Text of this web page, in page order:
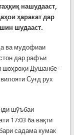
нашудааст,
ҳаракат дар
шудааст.
ва мудофиаи
дар рафъи
шоҳроҳи Душанбе-
Суғд рух
шӯъбаи
17:03 ба вақти
садама кумак